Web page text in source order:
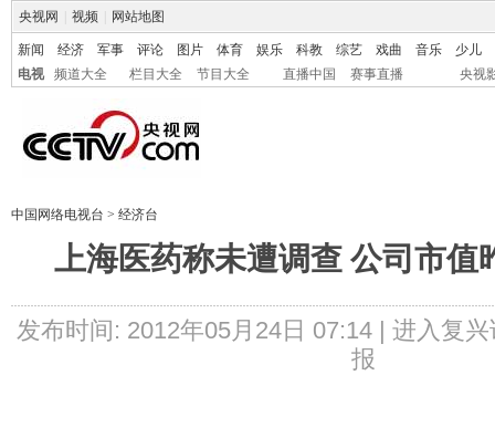
央视网 视频 网站地图
新闻 经济 军事 评论 图片 体育 娱乐 科教 综艺 戏曲 音乐
少儿
电视
频道大全 栏目大全 节目大全 直播中国 赛事直播 央视
中国网络电视台 > 经济台
上海医药称未遭调查 公司市值
发布时间: 2012年05月24日 07:14 | 进入复兴
报